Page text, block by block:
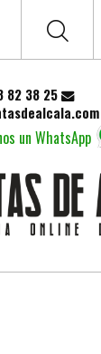
un WhatsApp
82 38 25